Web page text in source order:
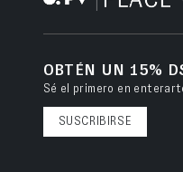
OBTÉN UN 15%
Sé el primero en
SUSCRIBIRSE